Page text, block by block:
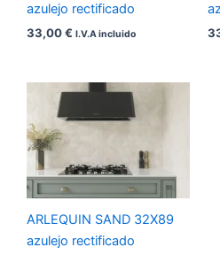
azulejo rectificado
33,00€ I.V.A incluido
ARLEQUIN SAND 32X89
azulejo rectificado